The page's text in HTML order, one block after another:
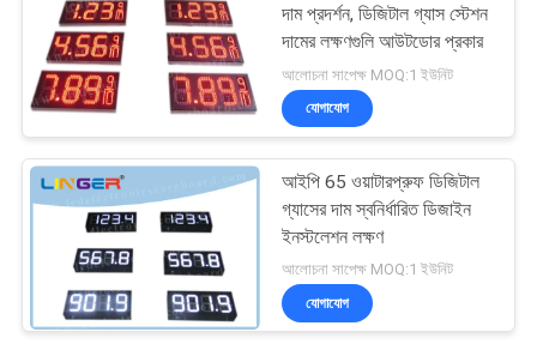
বৈদ্যুতিন সকার স্কোরবোর্ড
দাম প্রদর্শন, ডিজিটাল গ্যাস স্টেশন
দামের লক্ষণগুলি আউটডোর প্রকার
আলোচনা সাপেক্ষ MOQ:1 ইউনিট
যোগাযোগ
আইপি 65 ওয়াটারপ্রুফ ডিজিটাল
গ্যাসের দাম স্বনির্ধারিত ডিজাইন
ইনস্টলেশন লক্ষণ
আলোচনা সাপেক্ষ MOQ:1 ইউনিট
যোগাযোগ